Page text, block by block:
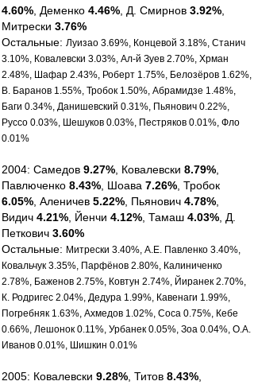
4.60% , Деменко 4.46% , Д. Смирнов 3.92%
Митрески 3.76%
Остальные: Луизао 3.69%, Концевой 3.18%, Станич
3.10%, Ковалевски 3.03%, Ал-й Зуев 2.70%, Хрман
2.48%, Шафар 2.43%, Роберт 1.75%, Белозёров 1.62%,
В. Баранов 1.55%, Тробок 1.50%, Абрамидзе 1.48%,
Баги 0.34%, Данишевский 0.31%, Пьянович 0.22%,
Руссо 0.03%, Шешуков 0.03%, Пестряков 0.01%, Фло
0.01%
2004: Самедов 9.27% , Ковалевски 8.79%
Павлюченко 8.43% , Шоава 7.26% , Тробок
6.05% , Аленичев 5.22% , Пьянович 4.78%
Видич 4.21% , Йенчи 4.12% , Тамаш 4.03% , Д.
Петкович 3.60%
Остальные: Митрески 3.40%, А.Е. Павленко 3.40%,
Ковальчук 3.35%, Парфёнов 2.80%, Калиниченко
2.78%, Баженов 2.75%, Ковтун 2.74%, Йиранек 2.70%,
К. Родригес 2.04%, Дедура 1.99%, Кавенаги 1.99%,
Погребняк 1.63%, Ахмедов 1.02%, Соса 0.75%, Кебе
0.66%, Лешонок 0.11%, Урбанек 0.05%, Зоа 0.04%, О.А.
Иванов 0.01%, Шишкин 0.01%
2005: Ковалевски 9.28% , Титов 8.43%